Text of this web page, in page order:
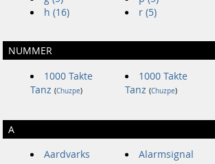
h (16)
r (5)
NUMMER
1000 Takte
Tanz (Chuzpe)
1000 Takte
Tanz (Chuzpe)
A
Aardvarks Alarmsignal